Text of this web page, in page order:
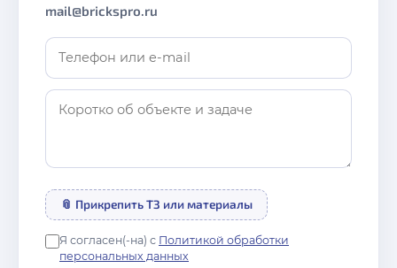
mail@brickspro.ru
📎 Прикрепить ТЗ или материалы
Я согласен(-на) с Политикой обработки
персональных данных